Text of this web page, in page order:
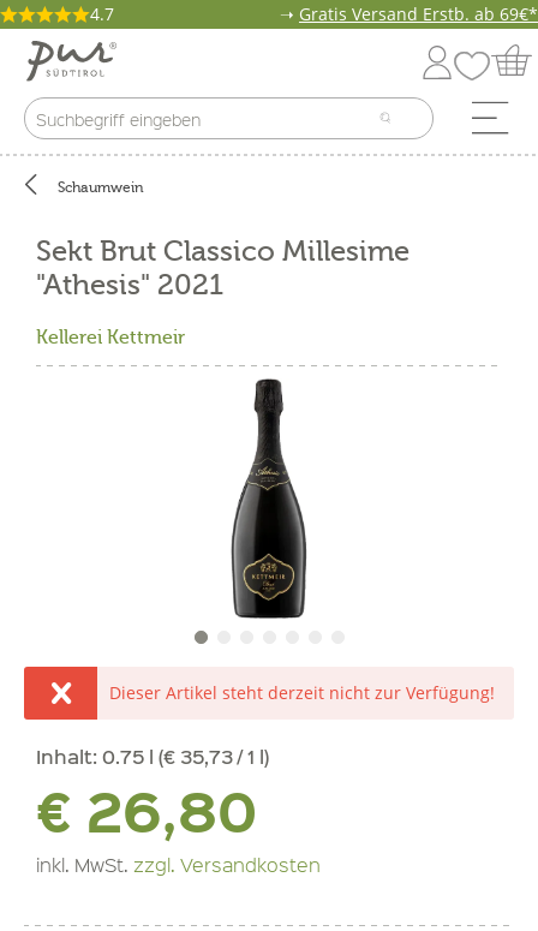
4.7 ➝ Gratis Versand Erstb. ab 69€*
Schaumwein
Sekt Brut Classico Millesime
"Athesis" 2021
Kellerei Kettmeir
Dieser Artikel steht derzeit nicht zur Verfügung!
Inhalt: 0.75 l (€ 35,73 / 1 l)
€ 26,80
inkl. MwSt. zzgl. Versandkosten